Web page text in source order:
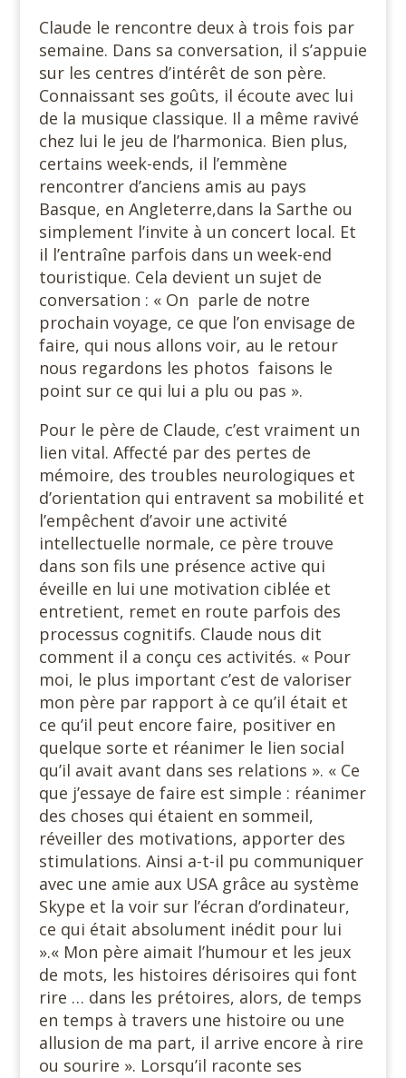
Claude le rencontre deux à trois fois par
semaine. Dans sa conversation, il s’appuie
sur les centres d’intérêt de son père.
Connaissant ses goûts, il écoute avec lui
de la musique classique. Il a même ravivé
chez lui le jeu de l’harmonica. Bien plus,
certains week-ends, il l’emmène
rencontrer d’anciens amis au pays
Basque, en Angleterre,dans la Sarthe ou
simplement l’invite à un concert local. Et
il l’entraîne parfois dans un week-end
touristique. Cela devient un sujet de
conversation : « On parle de notre
prochain voyage, ce que l’on envisage de
faire, qui nous allons voir, au le retour
nous regardons les photos faisons le
point sur ce qui lui a plu ou pas ».
Pour le père de Claude, c’est vraiment un
lien vital. Affecté par des pertes de
mémoire, des troubles neurologiques et
d’orientation qui entravent sa mobilité et
l’empêchent d’avoir une activité
intellectuelle normale, ce père trouve
dans son fils une présence active qui
éveille en lui une motivation ciblée et
entretient, remet en route parfois des
processus cognitifs. Claude nous dit
comment il a conçu ces activités. « Pour
moi, le plus important c’est de valoriser
mon père par rapport à ce qu’il était et
ce qu’il peut encore faire, positiver en
quelque sorte et réanimer le lien social
qu’il avait avant dans ses relations ». « Ce
que j’essaye de faire est simple : réanimer
des choses qui étaient en sommeil,
réveiller des motivations, apporter des
stimulations. Ainsi a-t-il pu communiquer
avec une amie aux USA grâce au système
Skype et la voir sur l’écran d’ordinateur,
ce qui était absolument inédit pour lui
».« Mon père aimait l’humour et les jeux
de mots, les histoires dérisoires qui font
rire … dans les prétoires, alors, de temps
en temps à travers une histoire ou une
allusion de ma part, il arrive encore à rire
ou sourire ». Lorsqu’il raconte ses